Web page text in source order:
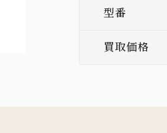
型番
買取価格